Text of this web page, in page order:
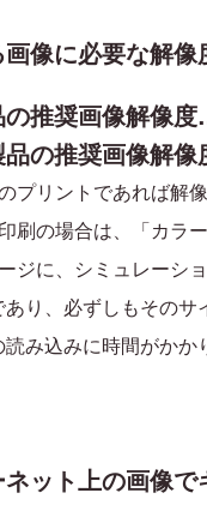
像に必要な解像
の推奨画像解像
品の推奨画像解
プリントであれば解
刷の場合は、「カラ
ジに、シミュレーシ
り、必ずしもその
み込みに時間がかか
ット上の画像